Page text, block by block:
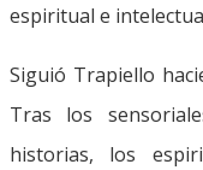
espiritual e
Siguió Trapiello
Tras los
historias, los